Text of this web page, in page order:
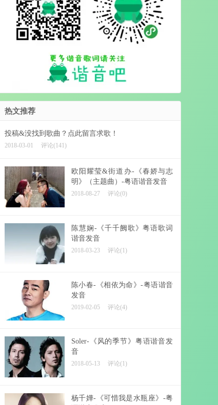
热文推荐
投稿&没找到歌曲？点此留言求歌！
2018-03-01 评论(141)
欧阳耀莹&街道办-《春娇与志
明》（主题曲）-粤语谐音发音
2018-08-27 评论(0)
陈慧娴-《千千阙歌》粤语歌词
谐音发音
2018-03-23 评论(1)
陈小春-《相依为命》-粤语谐音
发音
2019-02-05 评论(4)
Soler-《风的季节》粤语谐音发
音
2018-05-13 评论(1)
杨千嬅-《可惜我是水瓶座》-粤